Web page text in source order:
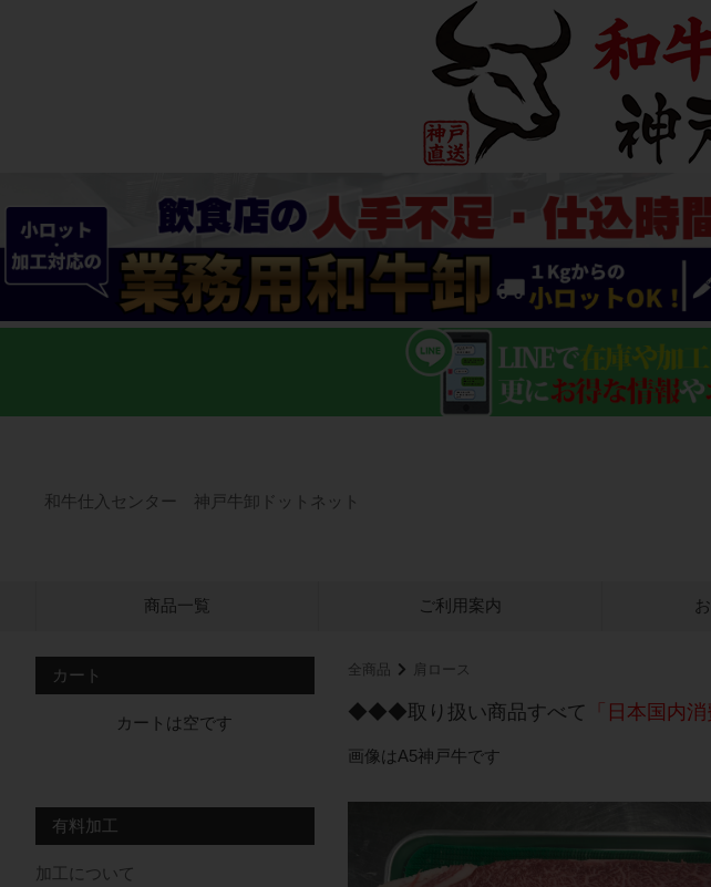
和牛仕入センター 神戸牛卸ドットネット
商品一覧 ご利用案内
全商品 肩ロース
◆◆◆取り扱い商品すべて 「日本国内消
画像はA5神戸牛です
カート
カートは空です
有料加工
加工について